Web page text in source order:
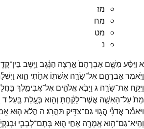
מז
מח
מט
נ
א וַיִּסַּ֨ע מִשָּׁ֤ם אַבְרָהָם֙אַ֣רְצָה הַנֶּ֔גֶב וַיֵּ֥שֶׁב בֵּין־
וַיֹּ֧אמֶראַבְרָהָ֛ם אֶל־שָׂרָ֥ה אִשְׁתּ֖וֹ אֲחֹ֣תִי הִ֑וא
וַיִּקַּ֖ח אֶת־שָׂרָֽה׃ ג וַיָּבֹ֧אאֱלֹהִ֛ים אֶל־אֲבִימֶ֖לֶךְ
מֵת֙עַל־הָאִשָּׁ֣ה אֲשֶׁר־לָקַ֔חְתָּ וְהִ֖וא בְּעֻ֥לַת בָּֽעַל׃ד
וַיֹּאמַ֕ראֲדֹנָ֕י הֲג֥וֹי גַּם־צַדִּ֖יק תַּהֲרֹֽג׃ ה הֲלֹ֨א ה֤וּא
וְהִֽיא־גַם־הִ֥ואאָֽמְרָ֖ה אָחִ֣י ה֑וּא בְּתָם־לְבָבִ֛י